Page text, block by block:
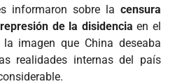
informaron sobre la censura
represión de la disidencia en el
imagen que China deseaba
realidades internas del país